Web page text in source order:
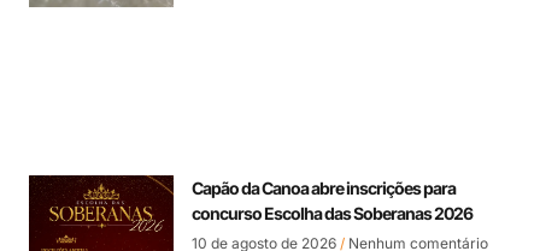
Capão da Canoa abre inscrições para
concurso Escolha das Soberanas 2026
10 de agosto de 2026 Nenhum comentário